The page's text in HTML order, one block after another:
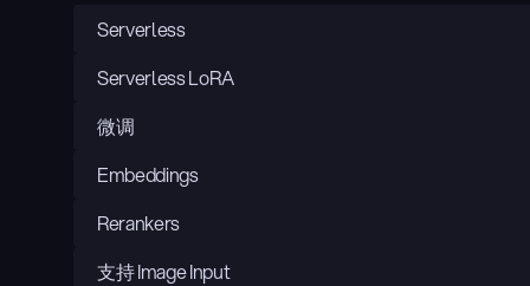
Serverless
Serverless LoRA
微调
Embeddings
Rerankers
支持 Image Input